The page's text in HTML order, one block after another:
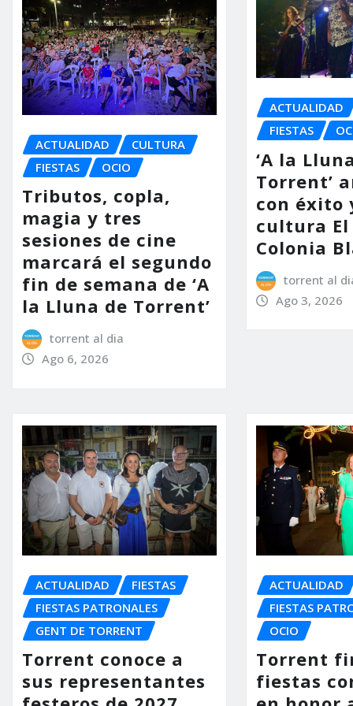
ACTUALIDAD
CULTURA
FIESTAS
OCIO
Tributos, copla,
magia y tres
sesiones de cine
marcará el segundo
fin de semana de ‘A
la Lluna de Torrent’
torrent al dia
Ago 6, 2026
ACTUALIDAD
FIESTAS
‘A la
Torrent’
con éxito
cultura
Colonia
torrent al
Ago 3, 2026
ACTUALIDAD
FIESTAS
FIESTAS PATRONALES
GENT DE TORRENT
Torrent conoce a
sus representantes
ACTUALIDAD
FIESTAS
OCIO
Torrent
fiestas